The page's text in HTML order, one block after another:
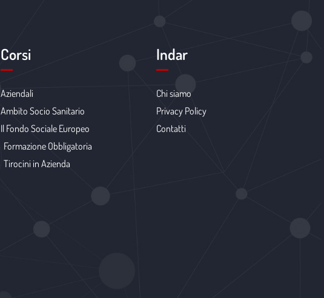
Corsi
Aziendali
Ambito Socio Sanitario
Il Fondo Sociale Europeo
Formazione Obbligatoria
Tirocini in Azienda
Indar
Chi siamo
Privacy Policy
Contatti